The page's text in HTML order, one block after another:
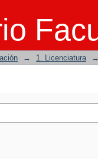
→ 1. Licenciatura